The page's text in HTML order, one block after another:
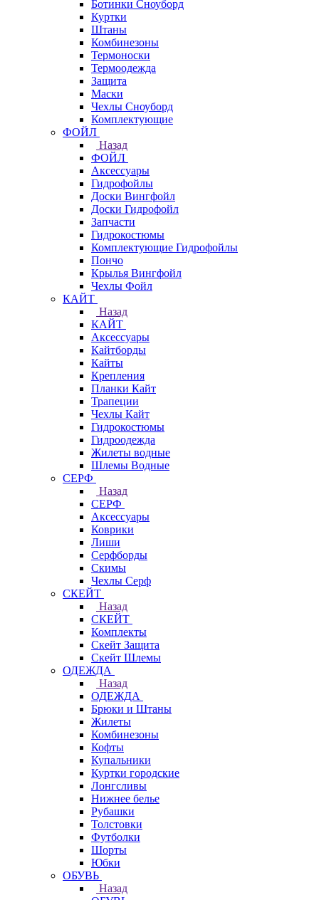
Ботинки Сноуборд
Куртки
Штаны
Комбинезоны
Термоноски
Термоодежда
Защита
Маски
Чехлы Сноуборд
Комплектующие
ФОЙЛ
Назад
ФОЙЛ
Аксессуары
Гидрофойлы
Доски Вингфойл
Доски Гидрофойл
Запчасти
Гидрокостюмы
Комплектующие Гидрофойлы
Пончо
Крылья Вингфойл
Чехлы Фойл
КАЙТ
Назад
КАЙТ
Аксессуары
Кайтборды
Кайты
Крепления
Планки Кайт
Трапеции
Чехлы Кайт
Гидрокостюмы
Гидроодежда
Жилеты водные
Шлемы Водные
СЕРФ
Назад
СЕРФ
Аксессуары
Коврики
Лиши
Серфборды
Скимы
Чехлы Cерф
СКЕЙТ
Назад
СКЕЙТ
Комплекты
Скейт Защита
Скейт Шлемы
ОДЕЖДА
Назад
ОДЕЖДА
Брюки и Штаны
Жилеты
Комбинезоны
Кофты
Купальники
Куртки городские
Лонгсливы
Нижнее белье
Рубашки
Толстовки
Футболки
Шорты
Юбки
ОБУВЬ
Назад